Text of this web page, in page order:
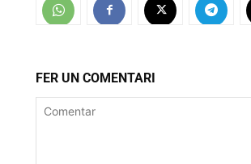
FER UN COMENTARI